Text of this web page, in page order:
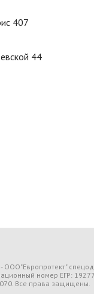
407
44
ООО"Европротект"
номер ЕГР:
Все права защищены.